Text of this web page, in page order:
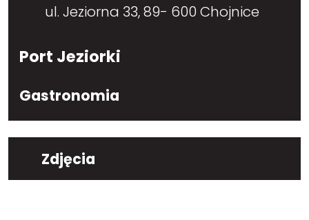
ul. Jeziorna 33, 89- 600 Chojnice
Port Jeziorki
Gastronomia
Zdjęcia